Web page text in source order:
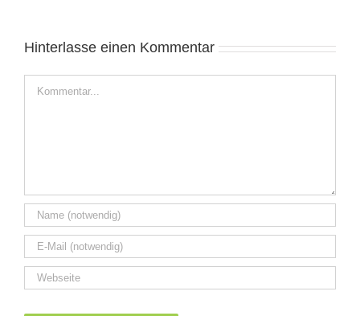
Hinterlasse einen Kommentar